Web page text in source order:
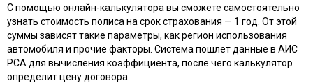
С помощью онлайн-калькулятора вы сможете самостоятельно
узнать стоимость полиса на срок страхования — 1 год. От этой
суммы зависят такие параметры, как регион использования
автомобиля и прочие факторы. Система пошлет данные в АИС
РСА для вычисления коэффициента, после чего калькулятор
определит цену договора.